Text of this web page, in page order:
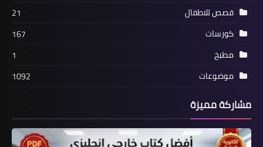
قصص للاطفال
21
كورسات
167
مطبخ
1
موضوعات
1092
مشاركة مميزة